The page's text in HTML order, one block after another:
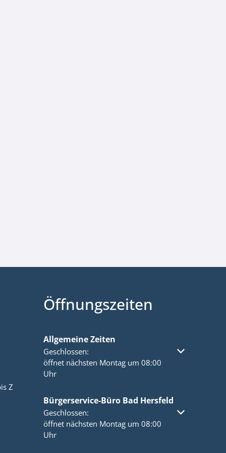
Z
Öffnungszeiten
Allgemeine Zeiten
Klicken, um weitere Öffnungs- oder Schließzeiten
Geschlossen:
öffnet nächsten Montag um 08:00
Uhr
Bürgerservice-Büro Bad Hersfeld
Klicken, um weitere Öffnungs- oder Schließzeiten
Geschlossen:
öffnet nächsten Montag um 08:00
Uhr